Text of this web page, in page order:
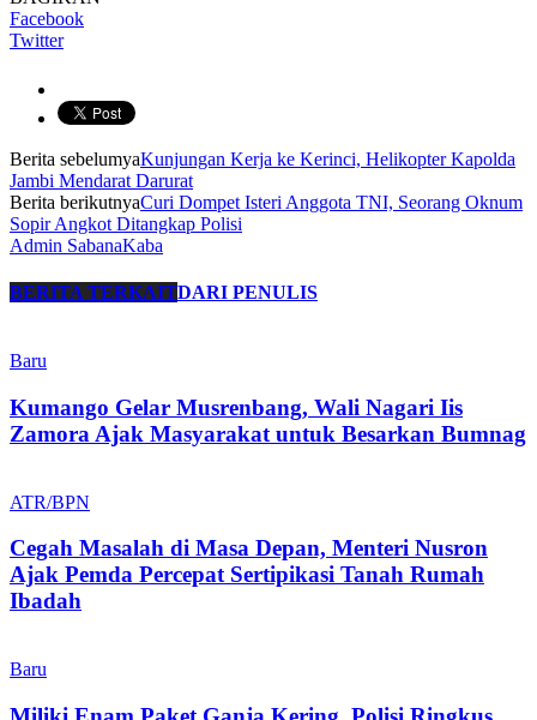
Facebook
Twitter
Berita sebelumyaKunjungan Kerja ke Kerinci, Helikopter Kapolda
Jambi Mendarat Darurat
Berita berikutnyaCuri Dompet Isteri Anggota TNI, Seorang Oknum
Sopir Angkot Ditangkap Polisi
Admin SabanaKaba
BERITA TERKAITDARI PENULIS
Baru
Kumango Gelar Musrenbang, Wali Nagari Iis
Zamora Ajak Masyarakat untuk Besarkan Bumnag
ATR/BPN
Cegah Masalah di Masa Depan, Menteri Nusron
Ajak Pemda Percepat Sertipikasi Tanah Rumah
Ibadah
Baru